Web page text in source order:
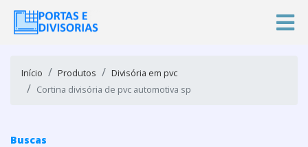
Início Produtos
Divisória em pvc
Cortina divisória de pvc automotiva sp
Buscas